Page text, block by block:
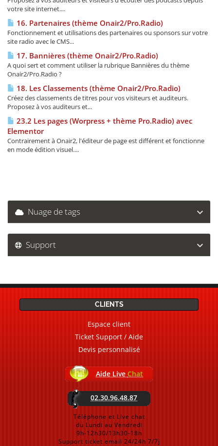
votre site internet....
16. Partenaires (thème Onair2/Pro.Radio)
Fonctionnement et utilisations des partenaires ou sponsors sur votre
site radio avec le CMS...
17. Bannières (thème Onair2/Pro.Radio)
A quoi sert et comment utiliser la rubrique Bannières du thème
Onair2/Pro.Radio ?
18. Les Classements (thème Onair2/Pro.Radio)
Créez des classements de titres pour vos visiteurs et auditeurs.
Proposez à vos auditeurs et...
23.2 Les pages (Worpress + thème Pro.Radio) avec
Elementor
Contrairement à Onair2, l'éditeur de page est différent et fonctionne
en mode édition visuel....
Nuage de tags
Support
CLIENTS
Espace client
Ticket Support / Aide
Devis personnalisé
Aide Live Chat
02.30.96.48.87
Téléphone et Live chat
du Lundi au Vendredi
9h-12h30/13h30-18h
Support ticket email 24/24h 7/7j